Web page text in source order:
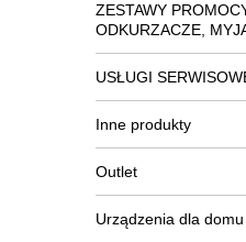
ZESTAWY
ODKURZACZE,
USŁUGI
Inne produkty
Outlet
Urządzenia dla